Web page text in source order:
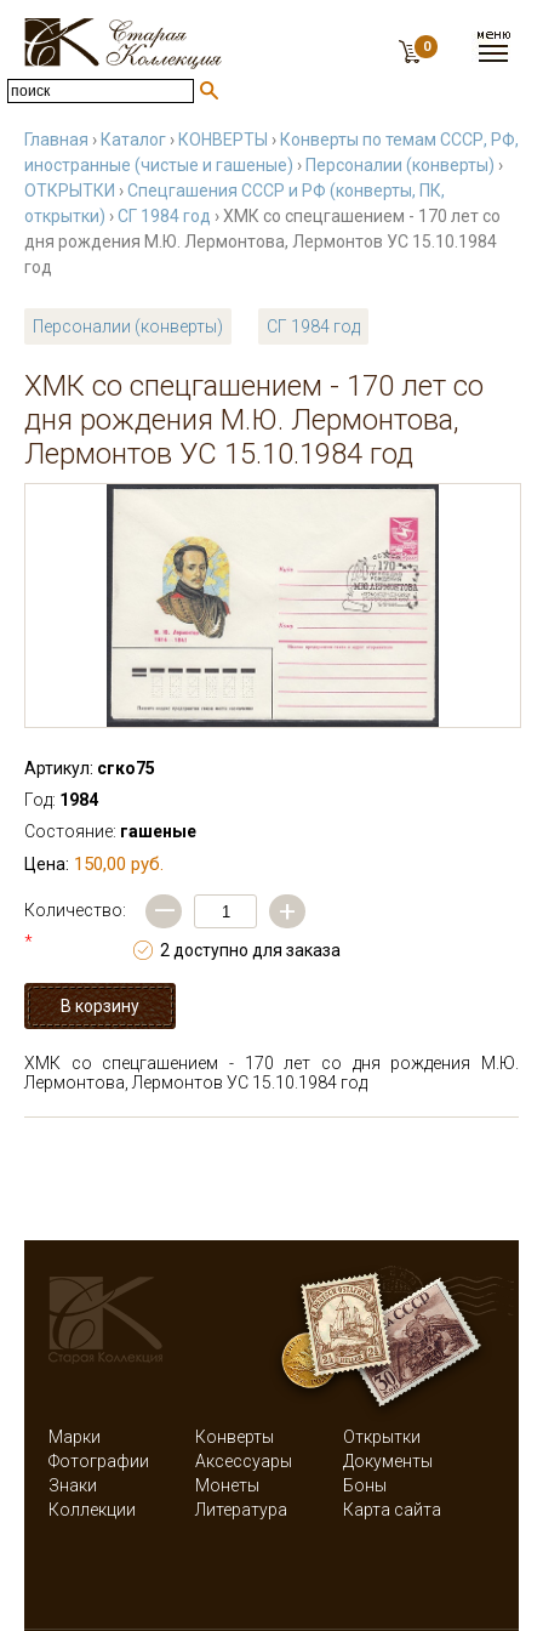
0
Главная › Каталог › КОНВЕРТЫ › Конверты по темам СССР, РФ,
иностранные (чистые и гашеные) › Персоналии (конверты) ›
ОТКРЫТКИ ›Спецгашения СССР и РФ (конверты, ПК,
открытки) ›СГ 1984 год › ХМК со спецгашением - 170 лет со
дня рождения М.Ю. Лермонтова, Лермонтов УС 15.10.1984
год
Персоналии (конверты) СГ 1984 год
ХМК со спецгашением - 170 лет со
дня рождения М.Ю. Лермонтова,
Лермонтов УС 15.10.1984 год
Артикул: сгко75
Год: 1984
Состояние: гашеные
Цена: 150,00 руб.
Количество:
*
— +
2 доступно для заказа
ХМК со спецгашением - 170 лет со дня рождения М.Ю.
Лермонтова, Лермонтов УС 15.10.1984 год
Марки Конверты
Открытки
Фотографии
Аксессуары
Документы
Знаки
Монеты
Боны
Коллекции
Литература Карта сайта